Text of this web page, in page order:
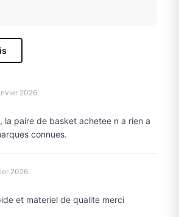
2026
la paire de basket achetee n a rien a
connues.
2026
et materiel de qualite merci